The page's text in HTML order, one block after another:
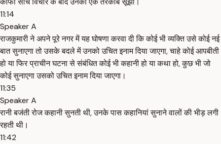
11:14
Speaker A
राजकुमारी ने अपने पूरे नगर में यह घोषणा करवा दी कि कोई भी व्यक्ति उसे कोई नई
बात सुनाएगा तो उसके बदले में उनको उचित इनाम दिया जाएगा, चाहे कोई आपबीती
हो या फिर प्राचीन घटना से संबंधित कोई भी कहानी हो या कथा हो, कुछ भी जो
कोई सुनाएगा उसको उचित इनाम दिया जाएगा।
11:35
Speaker A
रानी बजंती रोज कहानी सुनती थी, उनके पास कहानियां सुनाने वालों की भीड़ लगी
रहती थी।
11:42